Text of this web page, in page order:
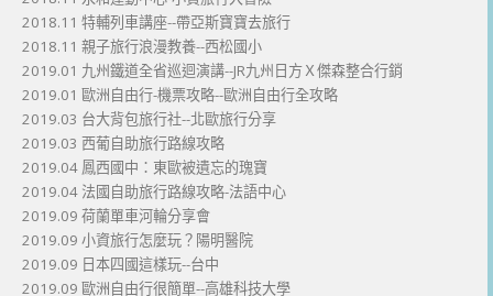
2018.11 特輔列車講座--帶亞斯寶寶去旅行
2018.11 親子旅行浪漫教養--西松國小
2019.01 九州鐵道全省巡迴演講--JR九州日方Ｘ傑森整合行銷
2019.01 歐洲自由行-機票攻略--歐洲自由行全攻略
2019.03 台大背包旅行社--北歐旅行分享
2019.03 西葡自助旅行路線攻略
2019.04 鳳西國中：東歐被遺忘的瑰寶
2019.04 法國自助旅行路線攻略-法語中心
2019.09 荷蘭單車河輪分享會
2019.09 小資旅行怎麼玩？陽明醫院
2019.09 日本四國這樣玩--台中
2019.09 歐洲自由行很簡單--高雄科技大學